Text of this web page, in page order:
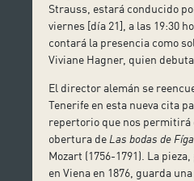
Strauss, estará conducido
viernes [día 21], a las 19:30
contará la presencia como
Viviane Hagner, quien
El director alemán se
Tenerife en esta nueva cita
repertorio que nos
obertura deLas bodas de
Mozart (1756-1791). La
en Viena en 1876, guarda